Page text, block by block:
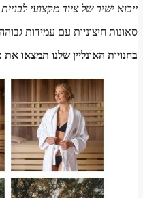
ייבוא ישיר של ציוד מקצועי
סאונות חיצוניות עם עמידות
בחנויות האונליין שלנו תמצאו